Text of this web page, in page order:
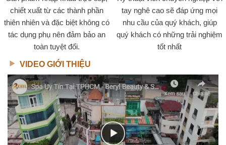
chiết xuất từ các thành phần
thiên nhiên và đặc biệt không có
tác dụng phụ nên đảm bảo an
toàn tuyệt đối.
tay nghê cao sẽ đáp ứng mọi
nhu cầu của quý khách, giúp
quý khách có những trải nghiệm
tốt nhất
VIDEO GIỚI THIỆU